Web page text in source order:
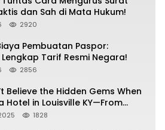
dan Sah di Mata Hukum!
2920
Pembuatan Paspor:
Tarif Resmi Negara!
2856
Believe the Hidden Gems When
Hotel in Louisville KY—From
1828